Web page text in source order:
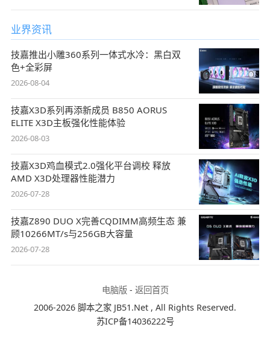
业界资讯
技嘉推出小雕360系列一体式水冷：黑白双
色+全彩屏
2026-08-04
技嘉X3D系列再添新成员 B850 AORUS
ELITE X3D主板强化性能体验
2026-08-03
技嘉X3D鸡血模式2.0强化平台调校 释放
AMD X3D处理器性能潜力
2026-07-28
技嘉Z890 DUO X完善CQDIMM高频生态 兼
顾10266MT/s与256GB大容量
2026-07-28
电脑版- 返回首页
2006-2026 脚本之家 JB51.Net , All Rights Reserved.
苏ICP备14036222号